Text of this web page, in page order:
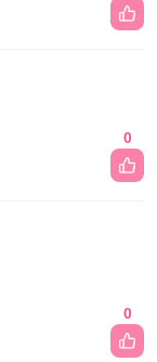
0
0